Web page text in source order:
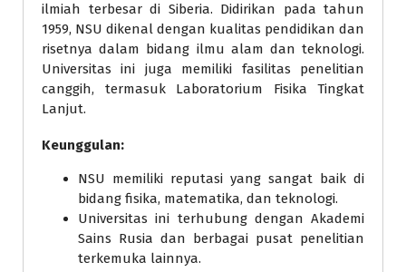
ilmiah terbesar di Siberia. Didirikan pada tahun
1959, NSU dikenal dengan kualitas pendidikan dan
risetnya dalam bidang ilmu alam dan teknologi.
Universitas ini juga memiliki fasilitas penelitian
canggih, termasuk Laboratorium Fisika Tingkat
Lanjut.
Keunggulan:
NSU memiliki reputasi yang sangat baik di
bidang fisika, matematika, dan teknologi.
Universitas ini terhubung dengan Akademi
Sains Rusia dan berbagai pusat penelitian
terkemuka lainnya.